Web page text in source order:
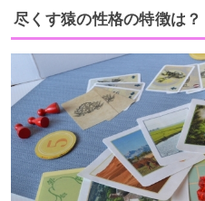
尽くす猿の性格の特徴は？